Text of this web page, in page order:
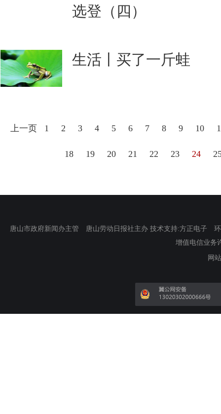
选登（四）
生活丨买了一斤蛙
上一页 1 2 3 4 5 6 7 8 9 10
18 19 20 21 22 23 24
唐山市政府新闻办主管 唐山劳动日报社主办 技术支持:方正电子
增值电信业务
网